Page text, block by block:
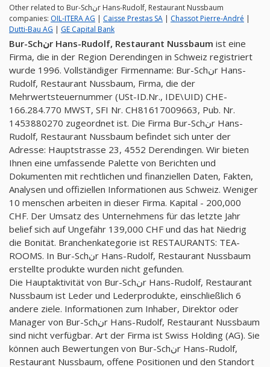
Other related to Bur-Schنr Hans-Rudolf, Restaurant Nussbaum
companies: OIL-ITERA AG | Caisse Prestas SA | Chassot Pierre-André |
Dutti-Bau AG | GE Capital Bank
Bur-Schنr Hans-Rudolf, Restaurant Nussbaum ist eine
Firma, die in der Region Derendingen in Schweiz registriert
wurde 1996. Vollständiger Firmenname: Bur-Schنr Hans-
Rudolf, Restaurant Nussbaum, Firma, die der
Mehrwertsteuernummer (USt-ID.Nr., IDE\UID) CHE-
166.284.770 MWST, SFI Nr. CH81617009663, Pub. Nr.
1453880270 zugeordnet ist. Die Firma Bur-Schنr Hans-
Rudolf, Restaurant Nussbaum befindet sich unter der
Adresse: Hauptstrasse 23, 4552 Derendingen. Wir bieten
Ihnen eine umfassende Palette von Berichten und
Dokumenten mit rechtlichen und finanziellen Daten, Fakten,
Analysen und offiziellen Informationen aus Schweiz. Weniger
10 menschen arbeiten in dieser Firma. Kapital - 200,000
CHF. Der Umsatz des Unternehmens für das letzte Jahr
belief sich auf Ungefähr 139,000 CHF und das hat Niedrig
die Bonität. Branchenkategorie ist RESTAURANTS: TEA-
ROOMS. In Bur-Schنr Hans-Rudolf, Restaurant Nussbaum
erstellte produkte wurden nicht gefunden.
Die Hauptaktivität von Bur-Schنr Hans-Rudolf, Restaurant
Nussbaum ist Leder und Lederprodukte, einschließlich 6
andere ziele. Informationen zum Inhaber, Direktor oder
Manager von Bur-Schنr Hans-Rudolf, Restaurant Nussbaum
sind nicht verfügbar. Art der Firma ist Swiss Holding (AG). Sie
können auch Bewertungen von Bur-Schنr Hans-Rudolf,
Restaurant Nussbaum, offene Positionen und den Standort